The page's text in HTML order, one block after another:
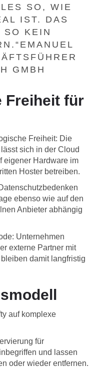
SO, WIE
IST. DAS
SO KEIN
GMBH
Freiheit für
Freiheit: Die
sich in der Cloud
eigener Hardware im
Hoster betreiben.
ebenso wie auf den
Anbieter abhängig
Unternehmen
externe Partner mit
damit langfristig
auf komplexe
für
und lassen
oder wieder entfernen.